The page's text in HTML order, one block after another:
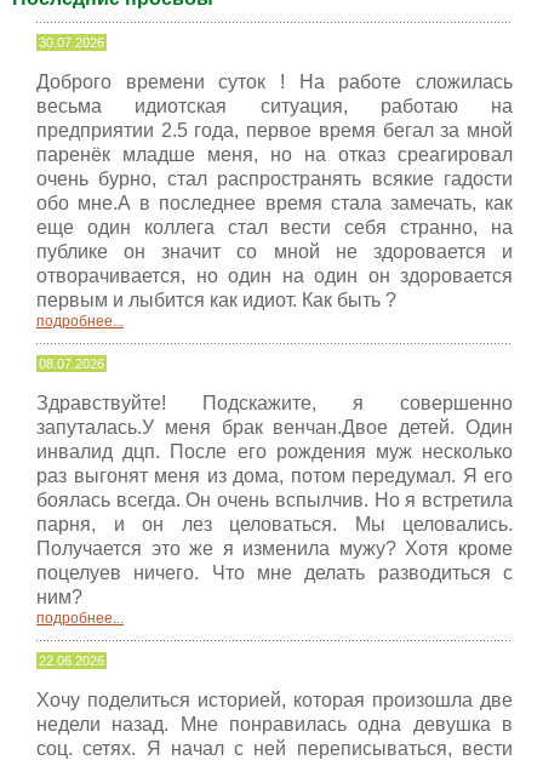
30.07.2026
Доброго времени суток ! На работе сложилась
весьма идиотская ситуация, работаю на
предприятии 2.5 года, первое время бегал за мной
паренёк младше меня, но на отказ среагировал
очень бурно, стал распространять всякие гадости
обо мне.А в последнее время стала замечать, как
еще один коллега стал вести себя странно, на
публике он значит со мной не здоровается и
отворачивается, но один на один он здоровается
первым и лыбится как идиот. Как быть ?
подробнее...
08.07.2026
Здравствуйте! Подскажите, я совершенно
запуталась.У меня брак венчан.Двое детей. Один
инвалид дцп. После его рождения муж несколько
раз выгонят меня из дома, потом передумал. Я его
боялась всегда. Он очень вспылчив. Но я встретила
парня, и он лез целоваться. Мы целовались.
Получается это же я изменила мужу? Хотя кроме
поцелуев ничего. Что мне делать разводиться с
ним?
подробнее...
22.06.2026
Хочу поделиться историей, которая произошла две
недели назад. Мне понравилась одна девушка в
соц. сетях. Я начал с ней переписываться, вести